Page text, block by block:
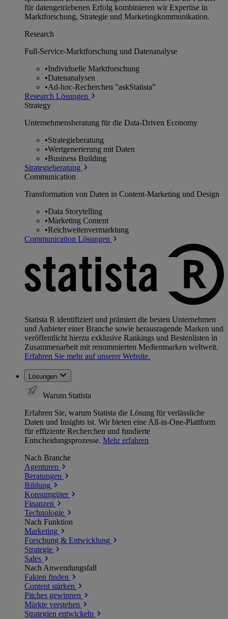
für datengetriebenen Erfolg kombinieren wir Expertise in
Marktforschung, Strategie und Marketingkommunikation.
Research
Full-Service-Marktforschung und Datenanalyse
•Individuelle Marktforschung
•Datenanalysen
•Ad-hoc-Recherchen "askStatista"
Research Lösungen
Strategy
Unternehmens­beratung für die Data-Driven Economy
•Strategieberatung
•Wertgenerierung mit Daten
•Business Building
Strategieberatung
Communication
Transformation von Daten in Content-Marketing und Design
•Data Storytelling
•Marketing Content
•Reichweitenvermarktung
Communication Lösungen
Statista R identifiziert und prämiert die besten Unternehmen
und Anbieter einer Branche sowie herausragende Marken und
veröffentlicht hierzu exklusive Rankings und Bestenlisten in
Zusammenarbeit mit renommierten Medienmarken weltweit.
Erfahren Sie mehr auf unserer Website.
Lösungen
Warum Statista
Erfahren Sie, warum Statista die Lösung für verlässliche
Daten und Insights ist. Wir bieten eine All-in-One-Plattform
für effiziente Recherchen und fundierte
Entscheidungsprozesse. Mehr erfahren
Nach Branche
Agenturen
Beratungen
Bildung
Konsumgüter
Finanzen
Technologie
Nach Funktion
Marketing
Forschung & Entwicklung
Strategie
Sales
Nach Anwendungsfall
Fakten finden
Content stärken
Pitches gewinnen
Märkte verstehen
Strategien entwickeln